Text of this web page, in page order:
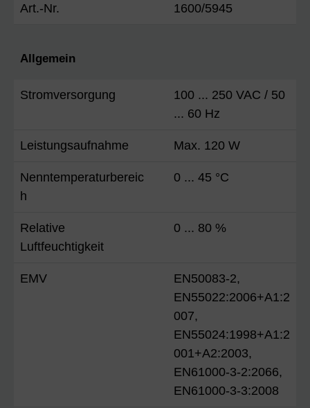
Art.-Nr. 1600/5945
Allgemein
Stromversorgung
100 ... 250 VAC / 50
... 60 Hz
Leistungsaufnahme Max. 120 W
Nenntemperaturbereic
h
0 ... 45 °C
Relative
Luftfeuchtigkeit
0 ... 80 %
EMV
EN50083-2,
EN55022:2006+A1:2
007,
EN55024:1998+A1:2
001+A2:2003,
EN61000-3-2:2066,
EN61000-3-3:2008